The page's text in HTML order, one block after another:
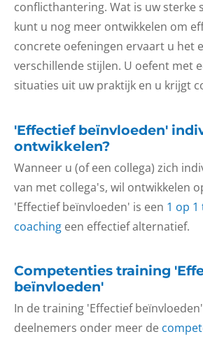
conflicthantering. Wat is uw sterke
kunt u nog meer ontwikkelen om
concrete oefeningen ervaart u het
verschillende stijlen. U oefent met
situaties uit uw praktijk en u krijgt
'Effectief beïnvloeden'
ontwikkelen?
Wanneer u (of een collega) zich
van met collega's, wil ontwikkelen
'Effectief beïnvloeden' is een 1 op
coaching een effectief alternatief.
Competenties training
beïnvloeden'
In de training 'Effectief
deelnemers onder meer de